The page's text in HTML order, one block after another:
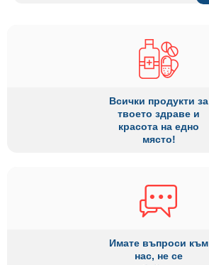
Всички продукти за
твоето здраве и
красота на едно
място!
Имате въпроси към
нас, не се